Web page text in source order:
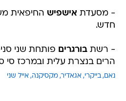
- מסעדת אישפיש החיפאית
חדש.
- רשתבורגרים פותחת שני
הרים בנצרת עלית ובמרכז סי
נאם בייקרי אגאדיר מקסיקנה אייל שני